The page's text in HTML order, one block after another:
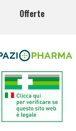
Offerte